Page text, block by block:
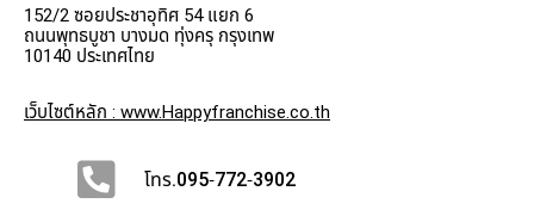
152/2 ซอยประชาอุทิศ 54 แยก 6
ถนนพุทธบูชา บางมด ทุ่งครุ กรุงเทพ
10140 ประเทศไทย
เว็บไซต์หลัก : www.Happyfranchise.co.th
โทร.095-772-3902